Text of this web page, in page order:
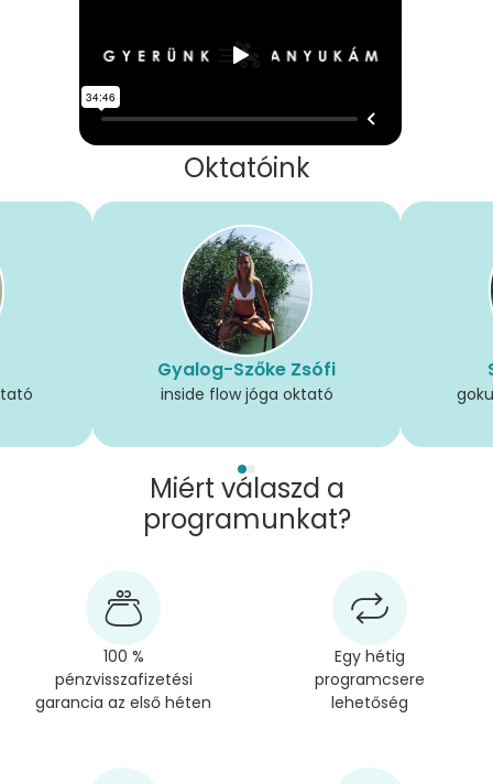
Oktatóink
Gyalog-Szőke Zsófi
inside flow jóga oktató
Miért válaszd a
programunkat?
100 %
pénzvisszafizetési
garancia az első héten
Egy hétig
programcsere
lehetőség